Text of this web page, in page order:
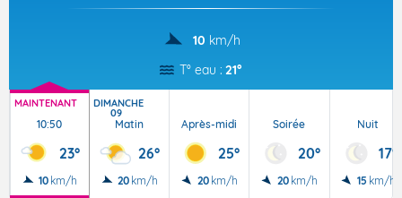
10 km/h
T° eau : 21°
MAINTENANT
10:50
23°
10 km/h
DIMANCHE
09
Matin
26°
20 km/h
Après-midi
25°
20 km/h
Soirée
20°
20 km/h
Nuit
17°
15 km/h